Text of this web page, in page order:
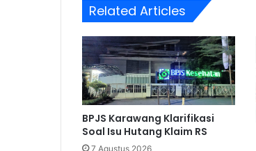
Related Articles
BPJS Karawang Klarifikasi
Soal Isu Hutang Klaim RS
7 Agustus 2026